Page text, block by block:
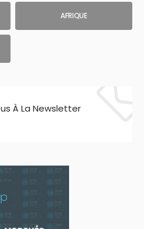
AFRIQUE
À La Newsletter